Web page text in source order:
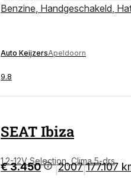
Benzine Handgeschakeld
Auto KeijzersApeldoorn
9.8
SEATIbiza
1.2-12V Selection, Clima 5-drs
€ 3.450 |2007|177.107